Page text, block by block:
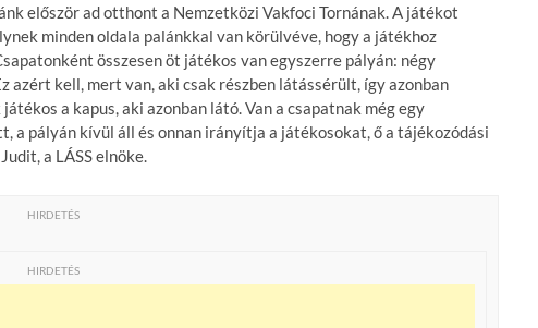
először ad otthont a Nemzetközi Vakfoci Tornának. A játékot
minden oldala palánkkal van körülvéve, hogy a játékhoz
összesen öt játékos van egyszerre pályán: négy
kell, mert van, aki csak részben látássérült, így azonban
a kapus, aki azonban látó. Van a csapatnak még egy
a pályán kívül áll és onnan irányítja a játékosokat, ő a tájékozódási
a LÁSS elnöke.
HIRDETÉS
HIRDETÉS